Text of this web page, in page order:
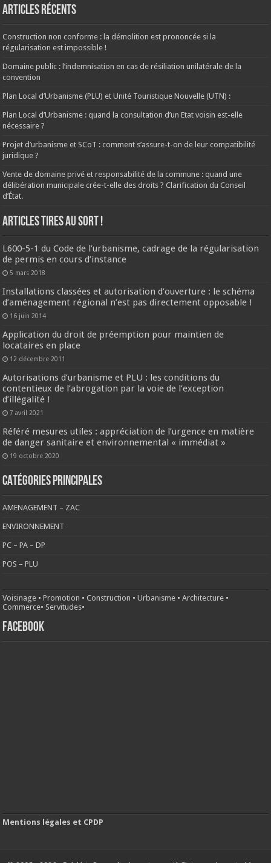
Articles récents
Construction non conforme : la démolition est prononcée si la
régularisation est impossible !
Domaine public : l’indemnisation en cas de résiliation unilatérale de la
convention
Plan Local d’Urbanisme (PLU) et Unité Touristique Nouvelle (UTN) :
Plan Local d’Urbanisme : quand la consultation d’un Etat voisin est-elle
nécessaire ?
Projet d’urbanisme et SCoT : comment s’assure-t-on de leur compatibilité
juridique ?
Vente de domaine privé et responsabilité de la commune : quand une
délibération municipale crée-t-elle des droits ? Clarification du Conseil
d’État.
ARTICLES TIRES AU SORT !
L600-5-1 du Code de l’urbanisme, cadrage de la régularisation
de permis en cours d’instance
5 mars 2018
Installations classées et autorisation d’ouverture : le schéma
d’aménagement régional n’est pas directement opposable !
16 juin 2014
Application du droit de préemption pour maintien de
locataires en place
12 décembre 2011
Autorisations d’urbanisme et PLU : les conditions du
contentieux de l’abrogation par la voie de l’exception
d’illégalité !
7 avril 2021
Référé mesures utiles : appréciation de l’urgence en matière
de danger sanitaire et environnemental « immédiat »
19 octobre 2020
CATÉGORIES PRINCIPALES
AMENAGEMENT – ZAC
ENVIRONNEMENT
PC – PA – DP
POS – PLU
Voisinage •Promotion •Construction •Urbanisme •Architecture •
Commerce• Servitudes•
FACEBOOK
Mentions légales et CPDP